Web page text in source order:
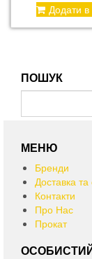
Додати
ПОШУК
МЕНЮ
Бренди
Доставка
Контакти
Про Нас
Прокат